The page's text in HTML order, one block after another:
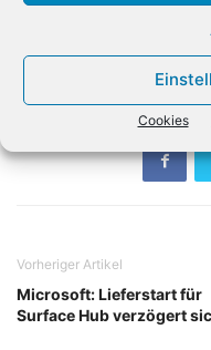
Cookies
Wearables,
Equipment von
Pebble, Sphero, Fitbit
Vorheriger Artikel
Microsoft: Lieferstart für
Surface Hub verzögert